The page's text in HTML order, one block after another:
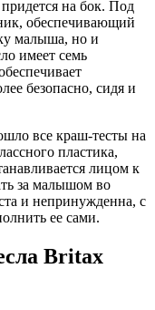
на бок. Под
обеспечивающий
малыша, но и
имеет семь
безопасно, сидя и
все краш-тесты на
пластика,
лицом к
за малышом во
и непринужденна, с
ее сами.
Britax